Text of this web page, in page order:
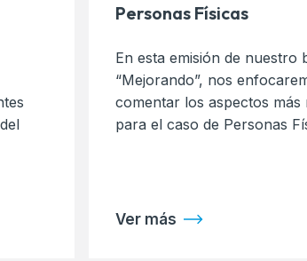
Personas Físicas
En esta emisión de nuestro
“Mejorando”, nos
comentar los aspectos más
para el caso de Personas
Ver más